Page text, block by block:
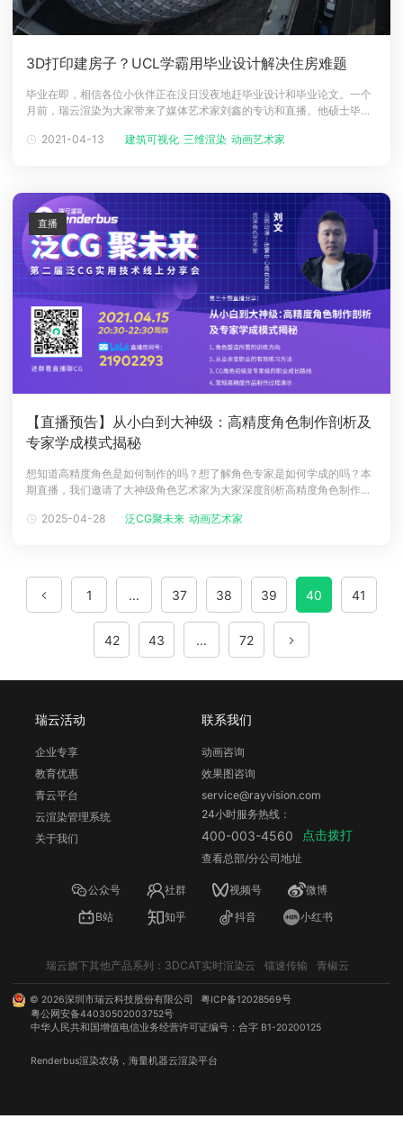
3D打印建房子？UCL学霸用毕业设计解决住房难题
毕业在即，相信各位小伙伴正在没日没夜地赶毕业设计和毕业论文。一个
月前，瑞云渲染为大家带来了媒体艺术家刘鑫的专访和直播。他硕士毕业
异购物车》（Phygital Shopping Cart）斩获“建筑可视化领域的奥斯卡”-
2021-04-13 建筑可视化 三维渲染 动画艺术家
【直播预告】从小白到大神级：高精度角色制作剖析及
专家学成模式揭秘
想知道高精度角色是如何制作的吗？想了解角色专家是如何学成的吗？本
期直播，我们邀请了大神级角色艺术家为大家深度剖析高精度角色制作过
宾：刘文云图动漫-迷雾中心角色总监资深角色艺术家十年CG角色制作经
2025-04-28 泛CG聚未来 动画艺术家
直播
1 ... 37 38 39 40 41
42 43 ... 72
瑞云活动
企业专享
教育优惠
青云平台
云渲染管理系统
关于我们
联系我们
动画咨询
效果图咨询
service@rayvision.com
24小时服务热线：
400-003-4560 点击拨打
查看总部/分公司地址
公众号 社群 视频号
微博
B站
知乎 抖音 小红书
瑞云旗下其他产品系列： 3DCAT实时渲染云 镭速传输 青椒云
© 2026深圳市瑞云科技股份有限公司
粤ICP备12028569号
粤公网安备44030502003752号
中华人民共和国增值电信业务经营许可证编号：合字 B1-20200125
Renderbus渲染农场 ，海量机器云渲染平台